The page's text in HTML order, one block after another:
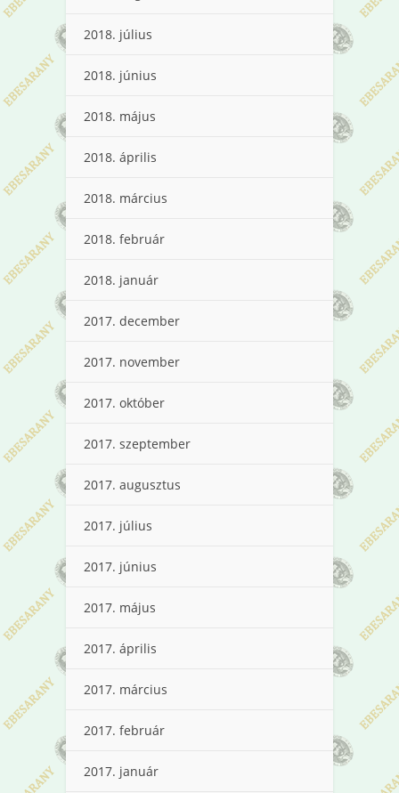
2018. július
2018. június
2018. május
2018. április
2018. március
2018. február
2018. január
2017. december
2017. november
2017. október
2017. szeptember
2017. augusztus
2017. július
2017. június
2017. május
2017. április
2017. március
2017. február
2017. január